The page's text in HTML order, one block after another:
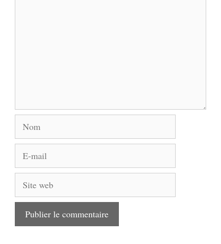
Nom
mail
Site
web